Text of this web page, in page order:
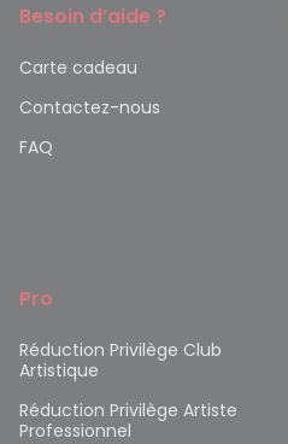
Besoin d’aide ?
Carte cadeau
Contactez-nous
FAQ
Pro
Réduction Privilège Club
Artistique
Réduction Privilège Artiste
Professionnel